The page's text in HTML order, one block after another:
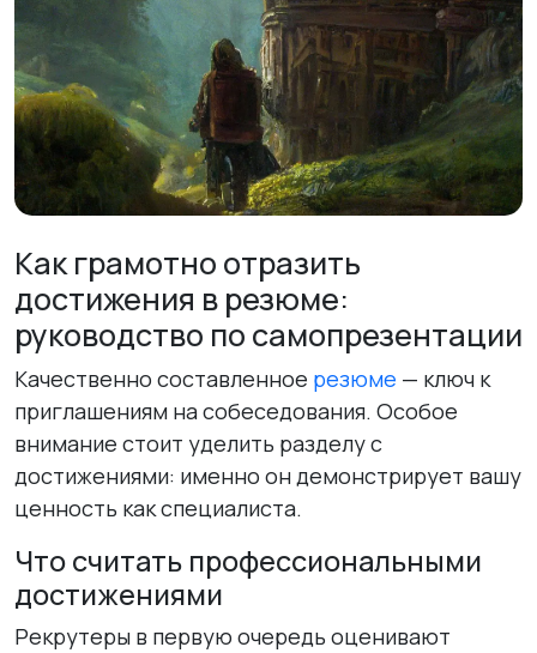
Как грамотно отразить
достижения в резюме:
руководство по самопрезентации
Качественно составленное резюме — ключ к
приглашениям на собеседования. Особое
внимание стоит уделить разделу с
достижениями: именно он демонстрирует вашу
ценность как специалиста.
Что считать профессиональными
достижениями
Рекрутеры в первую очередь оценивают